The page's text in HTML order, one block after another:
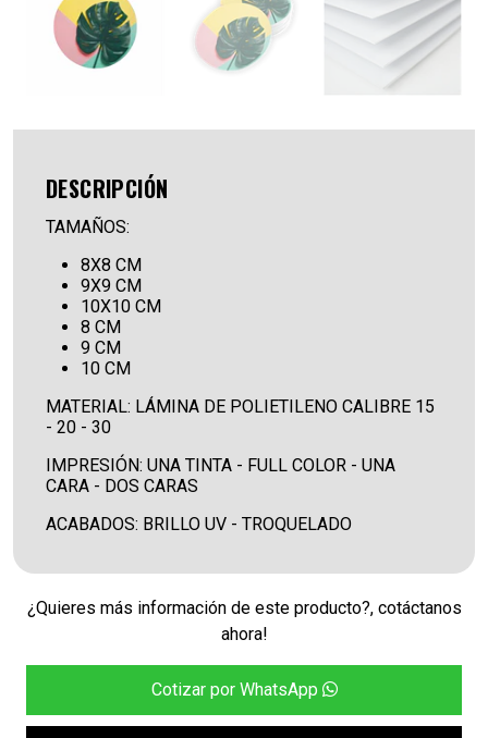
DESCRIPCIÓN
TAMAÑOS:
8X8 CM
9X9 CM
10X10 CM
8 CM
9 CM
10 CM
MATERIAL: LÁMINA DE POLIETILENO CALIBRE 15
- 20 - 30
IMPRESIÓN: UNA TINTA - FULL COLOR - UNA
CARA - DOS CARAS
ACABADOS: BRILLO UV - TROQUELADO
¿Quieres más información de este producto?, cotáctanos
ahora!
Cotizar por WhatsApp